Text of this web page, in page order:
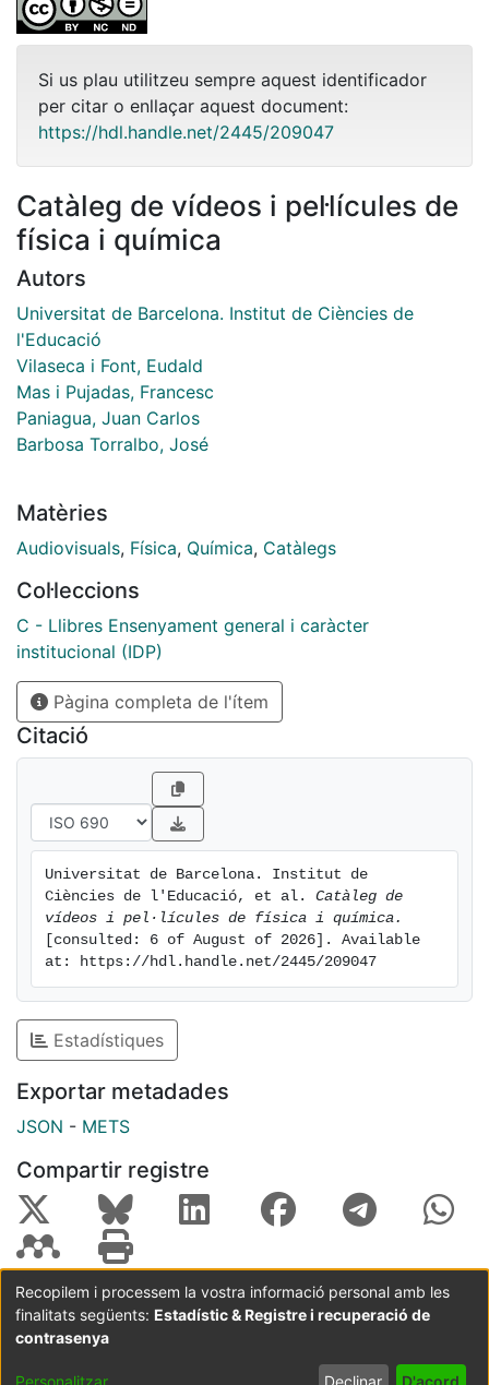
Si us plau utilitzeu sempre aquest identificador
per citar o enllaçar aquest document:
https://hdl.handle.net/2445/209047
Catàleg de vídeos i pel·lícules de
física i química
Autors
Universitat de Barcelona. Institut de Ciències de
l'Educació
Vilaseca i Font, Eudald
Mas i Pujadas, Francesc
Paniagua, Juan Carlos
Barbosa Torralbo, José
Matèries
Audiovisuals, Física, Química, Catàlegs
Col·leccions
C - Llibres Ensenyament general i caràcter
institucional (IDP)
Pàgina completa de l'ítem
Citació
Universitat de Barcelona. Institut de
Ciències de l'Educació, et al. Catàleg de
vídeos i pel·lícules de física i química.
[consulted: 6 of August of 2026]. Available
at: https://hdl.handle.net/2445/209047
Estadístiques
Exportar metadades
JSON - METS
Compartir registre
Coordinació:CRAI UB Avís legal
Metadades
subjectes a:
Configuració
Recopilem i processem la vostra informació personal amb les
finalitats següents: Estadístic & Registre i recuperació de
contrasenya